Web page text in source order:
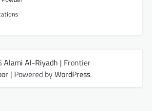
Alami Al-Riyadh | Frontier
| Powered byWordPress.